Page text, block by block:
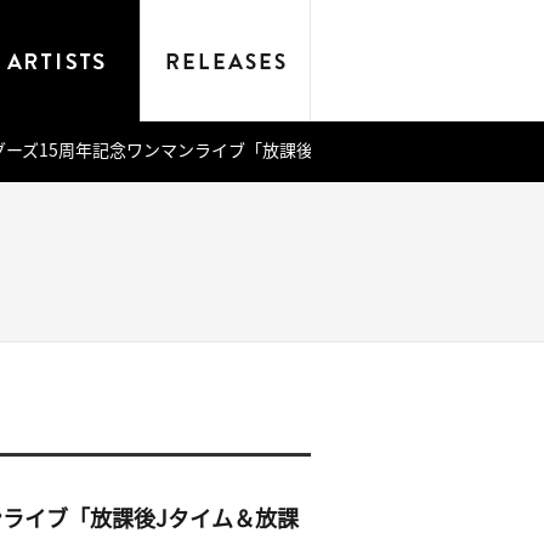
ズ15周年記念ワンマンライブ「放課後Jタイム＆放課後Bタイム」』
イブ「放課後Jタイム＆放課